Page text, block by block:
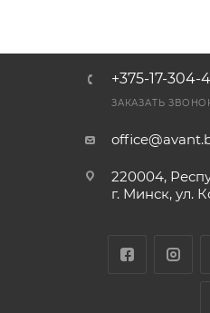
+375-17-304-
ЗАКАЗАТЬ
220004,
г. Минск, ул.